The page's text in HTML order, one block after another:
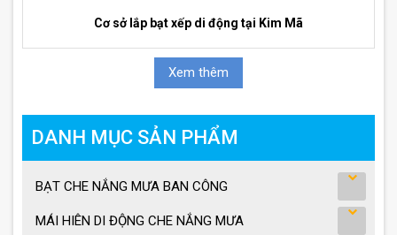
Cơ sở lắp bạt xếp di động tại Kim Mã
Xem thêm
DANH MỤC SẢN PHẨM
BẠT CHE NẮNG MƯA BAN CÔNG
MÁI HIÊN DI ĐỘNG CHE NẮNG MƯA